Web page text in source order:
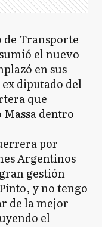
de Transporte
el nuevo
en sus
diputado del
que
Massa dentro
por
Argentinos
gestión
y no tengo
de la mejor
el